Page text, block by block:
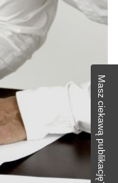
Masz ciekawą publikację?